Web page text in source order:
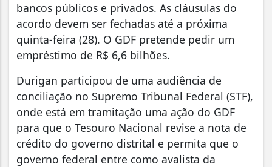
bancos públicos e privados. As cláusulas do
acordo devem ser fechadas até a próxima
quinta-feira (28). O GDF pretende pedir um
empréstimo de R$ 6,6 bilhões.
Durigan participou de uma audiência de
conciliação no Supremo Tribunal Federal (STF),
onde está em tramitação uma ação do GDF
para que o Tesouro Nacional revise a nota de
crédito do governo distrital e permita que o
governo federal entre como avalista da